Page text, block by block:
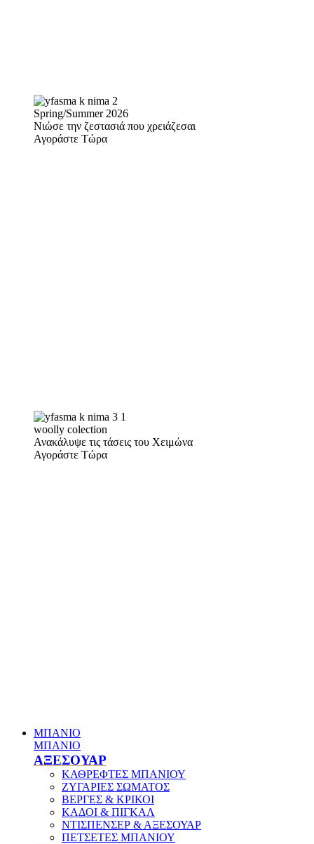
Spring/Summer 2026
Νιώσε την ζεστασιά που χρειάζεσαι
Αγοράστε Τώρα
woolly colection
Ανακάλυψε τις τάσεις του Χειμώνα
Αγοράστε Τώρα
ΜΠΑΝΙΟ
ΜΠΑΝΙΟ
ΑΞΕΣΟΥΑΡ
ΚΑΘΡΕΦΤΕΣ ΜΠΑΝΙΟΥ
ΖΥΓΑΡΙΕΣ ΣΩΜΑΤΟΣ
ΒΕΡΓΕΣ & ΚΡΙΚΟΙ
ΚΑΔΟΙ & ΠΙΓΚΑΛ
ΝΤΙΣΠΕΝΣΕΡ & ΑΞΕΣΟΥΑΡ
ΠΕΤΣΕΤΕΣ ΜΠΑΝΙΟΥ